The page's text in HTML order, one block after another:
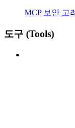
MCP 보안 고
도구 (Tools)